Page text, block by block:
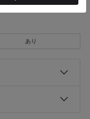
あり